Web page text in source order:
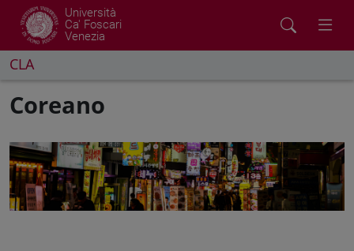
Università
Ca' Foscari
Venezia
CLA
Coreano